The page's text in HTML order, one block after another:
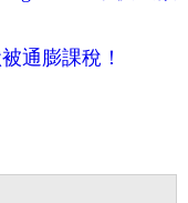
通膨課稅！